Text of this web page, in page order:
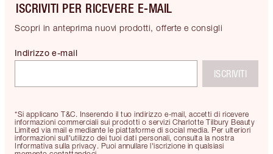
ISCRIVITI PER RICEVERE E-MAIL
Scopri in anteprima nuovi prodotti, offerte e consigli
*Si applicano T&C. Inserendo il tuo indirizzo e-mail, accetti di ricevere
informazioni commerciali sui prodotti o servizi Charlotte Tilbury Beauty
Limited via mail e mediante le piattaforme di social media. Per ulteriori
informazioni sull'utilizzo dei tuoi dati personali, consulta la nostra
Informativa sulla privacy. Puoi annullare l'iscrizione in qualsiasi
Indirizzo e-mail
ISCRIVITI